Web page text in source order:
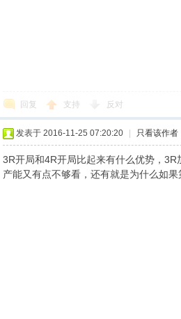
回复 支持 反对
发表于 2016-11-25 07:20:20 只看该作者
3R开局和4R开局比起来有什么优势，
产能又有点不够看，还有就是为什么如